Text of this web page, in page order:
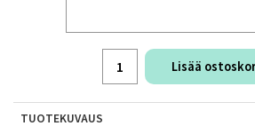
Lisää
TUOTEKUVAUS